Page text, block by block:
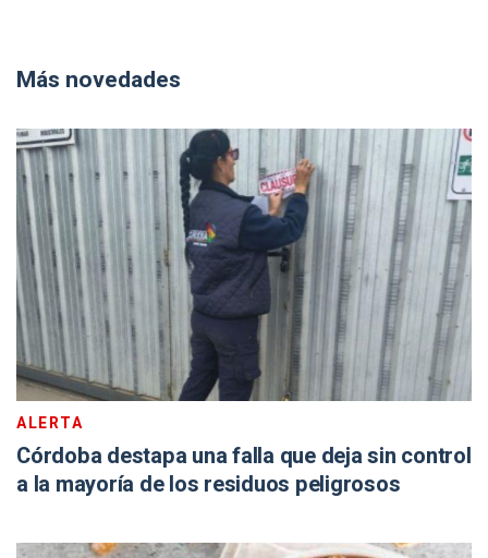
Más novedades
ALERTA
Córdoba destapa una falla que deja sin control
a la mayoría de los residuos peligrosos